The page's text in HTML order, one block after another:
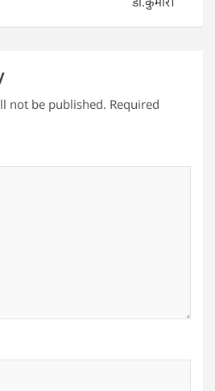
not be published. Required